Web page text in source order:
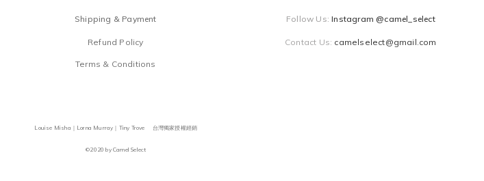
Shipping & Payment
Refund Policy
Terms & Conditions
Follow Us:Instagram @camel_select
Contact Us: camelselect@gmail.com
Louise Misha｜Lorna Murray｜Tiny Trove 台灣獨家授權經銷
©2020 by Camel Select